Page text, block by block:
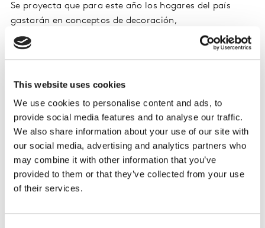
This website uses cookies
We use cookies to personalise content and ads, to
provide social media features and to analyse our traffic.
We also share information about your use of our site with
our social media, advertising and analytics partners who
may combine it with other information that you’ve
provided to them or that they’ve collected from your use
of their services.
Se proyecta que para este año los hogares del país
gastarán en conceptos de decoración,
electrodomésticos y cuidado del hogar, a través de las
tiendas de mejoramiento del hogar, más de S/ 220
2019.
La categoría decoración es la que tendría el mayor
peso con 65%, seguida de electrodomésticos con 20% y
cuidado del hogar 15%, precisó el ejecutivo.
“Decoración, que comprende menaje de mesa y cocina,
muebles, camas–colchones, entre otros, es la que más
demanda es transversal a todos los segmentos”,